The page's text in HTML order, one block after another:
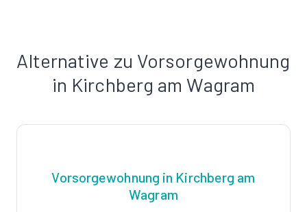
Alternative zu Vorsorgewohnung
in Kirchberg am Wagram
Vorsorgewohnung in Kirchberg am
Wagram